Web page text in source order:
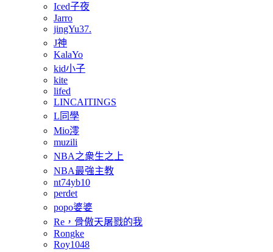
Iced子夜
Jarro
jingYu37.
J神
KalaYo
kid小子
kite
lifed
LINCAITINGS
L同學
Mio澪
muzili
NBA之衆生之上
NBA最強主教
nt74yb10
perdet
popo婆婆
Re，骨傲天屠戮的我
Rongke
Roy1048